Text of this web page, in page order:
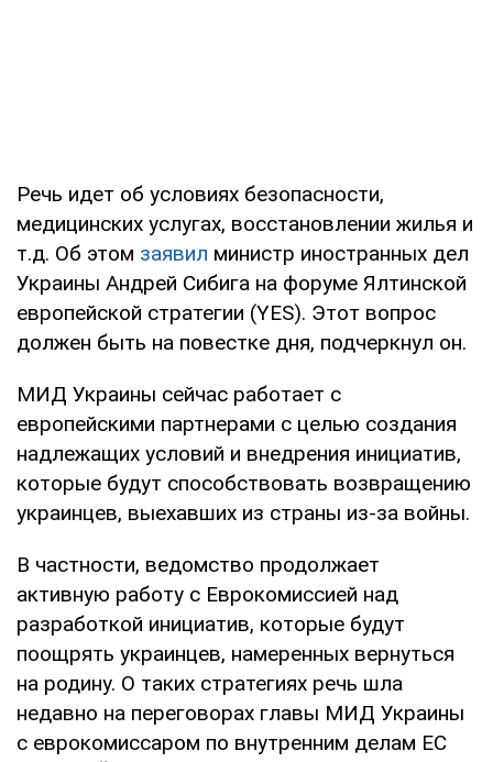
Речь идет об условиях безопасности,
медицинских услугах, восстановлении жилья и
т.д. Об этом заявил министр иностранных дел
Украины Андрей Сибига на форуме Ялтинской
европейской стратегии (YES). Этот вопрос
должен быть на повестке дня, подчеркнул он.
МИД Украины сейчас работает с
европейскими партнерами с целью создания
надлежащих условий и внедрения инициатив,
которые будут способствовать возвращению
украинцев, выехавших из страны из-за войны.
В частности, ведомство продолжает
активную работу с Еврокомиссией над
разработкой инициатив, которые будут
поощрять украинцев, намеренных вернуться
на родину. О таких стратегиях речь шла
недавно на переговорах главы МИД Украины
с еврокомиссаром по внутренним делам ЕС